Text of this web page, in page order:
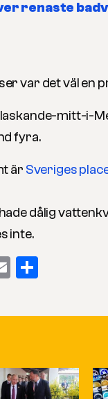
renaste
var det väl en
mitt-i-
fyra.
är Sveriges
dålig
inte.
Email